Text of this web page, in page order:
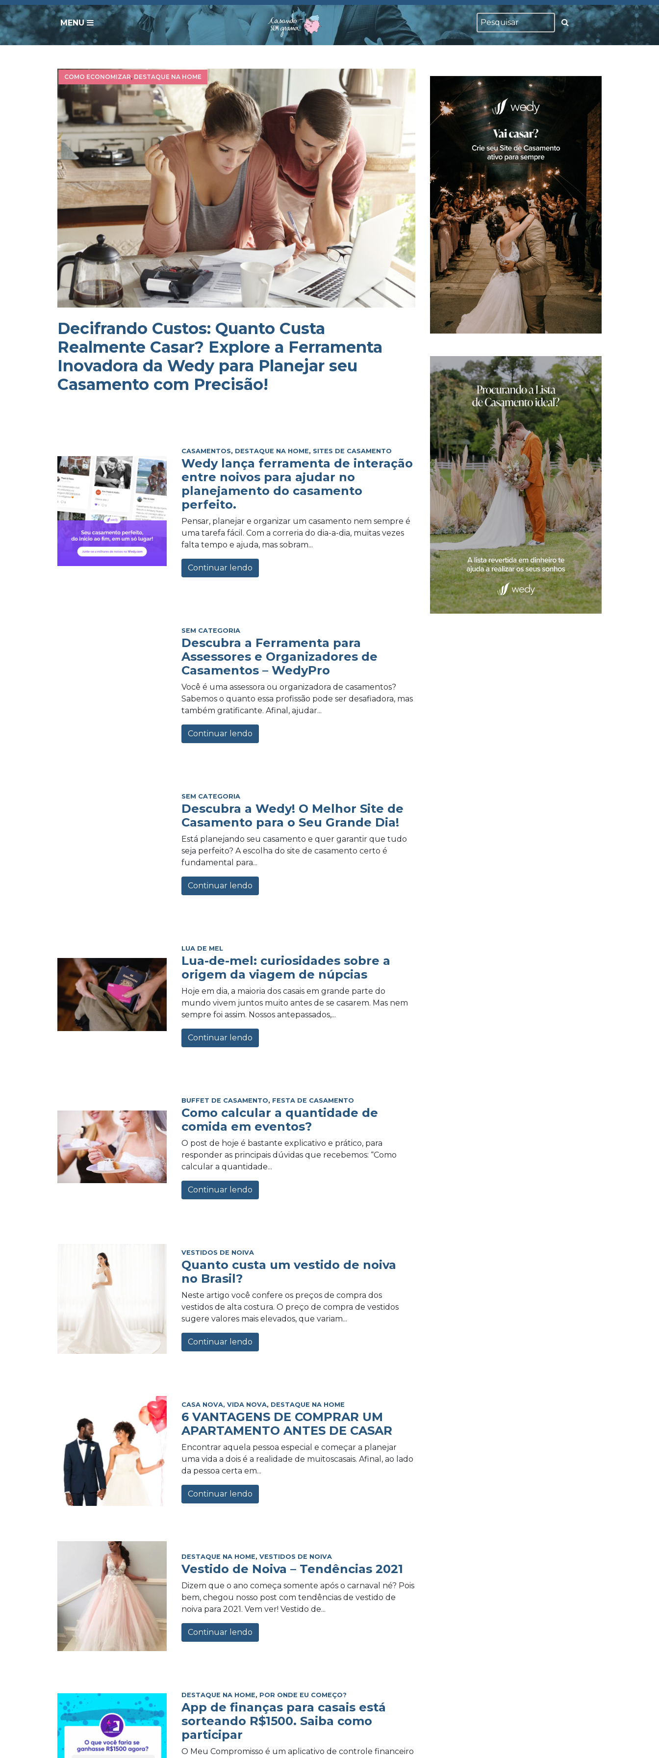
MENU
COMO ECONOMIZAR, DESTAQUE NA HOME
Decifrando Custos: Quanto Custa
Realmente Casar? Explore a Ferramenta
Inovadora da Wedy para Planejar seu
Casamento com Precisão!
CASAMENTOS, DESTAQUE NA HOME, SITES DE CASAMENTO
Wedy lança ferramenta de interação
entre noivos para ajudar no
planejamento do casamento
perfeito.
Pensar, planejar e organizar um casamento nem sempre é
uma tarefa fácil. Com a correria do dia-a-dia, muitas vezes
falta tempo e ajuda, mas sobram...
Continuar lendo
SEM CATEGORIA
Descubra a Ferramenta para
Assessores e Organizadores de
Casamentos – WedyPro
Você é uma assessora ou organizadora de casamentos?
Sabemos o quanto essa profissão pode ser desafiadora, mas
também gratificante. Afinal, ajudar...
Continuar lendo
SEM CATEGORIA
Descubra a Wedy! O Melhor Site de
Casamento para o Seu Grande Dia!
Está planejando seu casamento e quer garantir que tudo
seja perfeito? A escolha do site de casamento certo é
fundamental para...
Continuar lendo
LUA DE MEL
Lua-de-mel: curiosidades sobre a
origem da viagem de núpcias
Hoje em dia, a maioria dos casais em grande parte do
mundo vivem juntos muito antes de se casarem. Mas nem
sempre foi assim. Nossos antepassados,...
Continuar lendo
BUFFET DE CASAMENTO, FESTA DE CASAMENTO
Como calcular a quantidade de
comida em eventos?
O post de hoje é bastante explicativo e prático, para
responder as principais dúvidas que recebemos: “Como
calcular a quantidade...
Continuar lendo
VESTIDOS DE NOIVA
Quanto custa um vestido de noiva
no Brasil?
Neste artigo você confere os preços de compra dos
vestidos de alta costura. O preço de compra de vestidos
sugere valores mais elevados, que variam...
Continuar lendo
CASA NOVA, VIDA NOVA, DESTAQUE NA HOME
6 VANTAGENS DE COMPRAR UM
APARTAMENTO ANTES DE CASAR
Encontrar aquela pessoa especial e começar a planejar
uma vida a dois é a realidade de muitoscasais. Afinal, ao lado
da pessoa certa em...
Continuar lendo
DESTAQUE NA HOME,VESTIDOS DE NOIVA
Vestido de Noiva – Tendências 2021
Dizem que o ano começa somente após o carnaval né? Pois
bem, chegou nosso post com tendências de vestido de
noiva para 2021. Vem ver! Vestido de...
Continuar lendo
DESTAQUE NA HOME, POR ONDE EU COMEÇO?
App de finanças para casais está
sorteando R$1500. Saiba como
participar
O Meu Compromisso é um aplicativo de controle financeiro